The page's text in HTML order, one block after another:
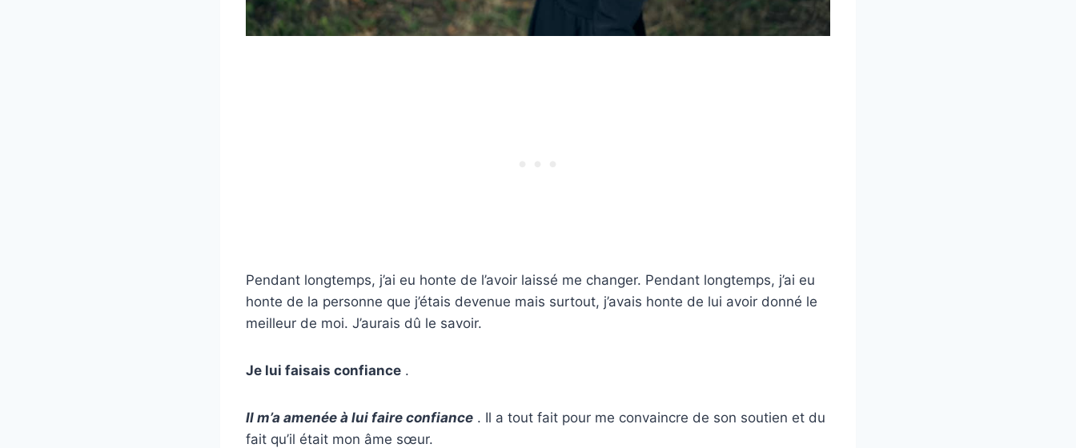
Pendant longtemps, j’ai eu honte de l’avoir laissé me changer. Pendant longtemps, j’ai eu
honte de la personne que j’étais devenue mais surtout, j’avais honte de lui avoir donné le
meilleur de moi. J’aurais dû le savoir.
Je lui faisais confiance .
Il m’a amenée à lui faire confiance . Il a tout fait pour me convaincre de son soutien et du
fait qu’il était mon âme sœur.